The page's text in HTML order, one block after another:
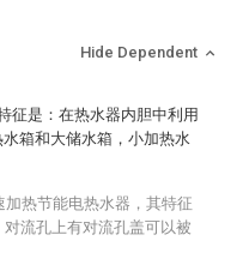
Hide Dependent
征是：在热水器内胆中利用
箱和大储水箱，小加热水
热节能电热水器，其特征
流孔上有对流孔盖可以被